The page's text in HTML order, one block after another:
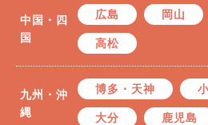
中国・四
国
広島 岡山
高松
九州・沖
縄
博多・天神
大分 鹿児島